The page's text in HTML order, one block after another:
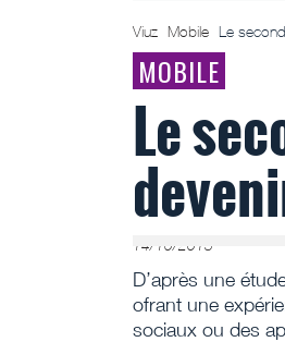
Viuz Mobile Le
MOBILE
Le
14/10/2013
D’après une
ofrant une
sociaux ou des